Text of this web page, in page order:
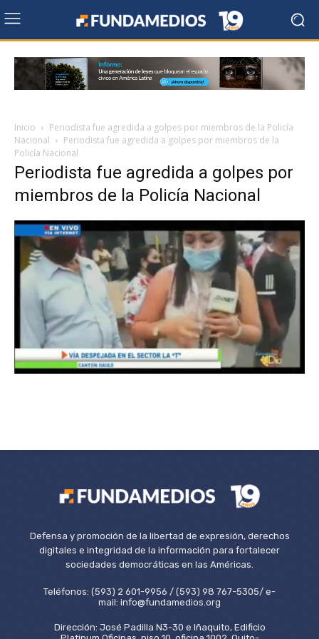
Inicio
Periodista fue agredida a golpes por miembros de la Policía
Nacional
Periodista fue agredida a golpes por miembros de la
Policía Nacional
Periodista fue agredida a golpes por
miembros de la Policía Nacional
Defensa y promoción de la libertad de expresión, derechos
digitales e integridad de la información para fortalecer
sociedades democráticas en las Américas.
Teléfonos: (593) 2 601-9956 / (593) 98 767-5305/ e-
mail: info@fundamedios.org
Dirección: José Padilla N3-30 e Iñaquito, Edificio